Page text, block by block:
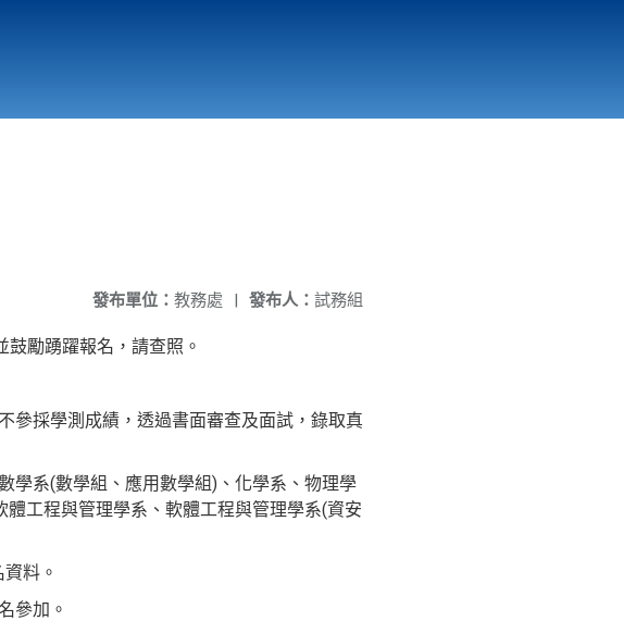
發布人： 試務組
發布單位： 教務處 |
勵踴躍報名，請查照。
參採學測成績，透過書面審查及面試，錄取真
學系(數學組、應用數學組)、化學系、物理學
工程與管理學系、軟體工程與管理學系(資安
料。
參加。